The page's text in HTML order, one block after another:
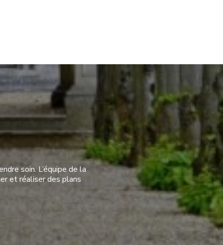
soin. L’équipe de la
et réaliser des plans